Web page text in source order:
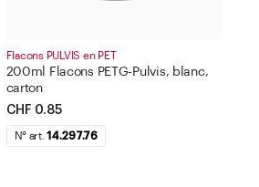
Flacons PULVIS en PET
200ml Flacons PETG-Pulvis, blanc,
carton
CHF 0.85
N° art.14.297.76